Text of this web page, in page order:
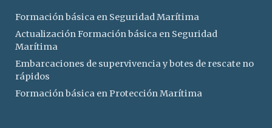
Formación básica en Seguridad Marítima
Actualización Formación básica en Seguridad
Marítima
Embarcaciones de supervivencia y botes de rescate no
rápidos
Formación básica en Protección Marítima